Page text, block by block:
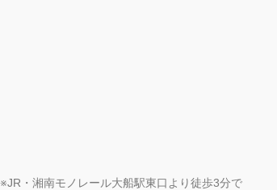
※JR・湘南モノレール大船駅東口より徒歩3分で